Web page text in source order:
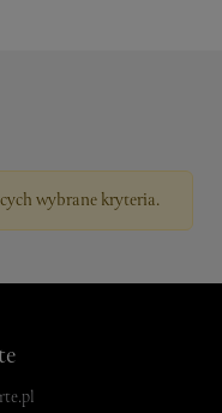
wybrane kryteria.